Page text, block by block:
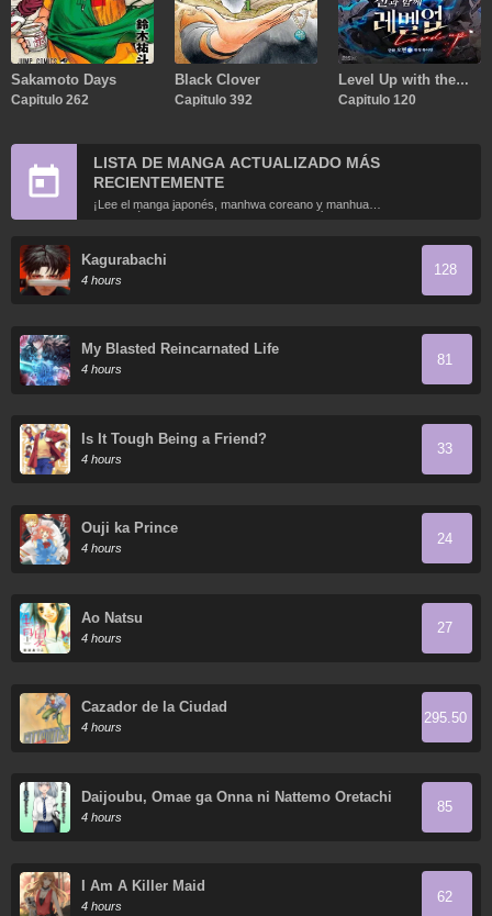
Sakamoto Days
Capitulo 262
Black Clover
Capitulo 392
Level Up with the
Gods
Capitulo 120
LISTA DE MANGA ACTUALIZADO MÁS
RECIENTEMENTE
¡Lee el manga japonés, manhwa coreano y manhua
chino más recientemente actualizados en línea gratis!
Kagurabachi
4 hours
128
My Blasted Reincarnated Life
4 hours
81
Is It Tough Being a Friend?
4 hours
33
Ouji ka Prince
4 hours
24
Ao Natsu
4 hours
27
Cazador de la Ciudad
4 hours
295.50
Daijoubu, Omae ga Onna ni Nattemo Oretachi
wa Shinyuu dakara na!
4 hours
85
I Am A Killer Maid
4 hours
62